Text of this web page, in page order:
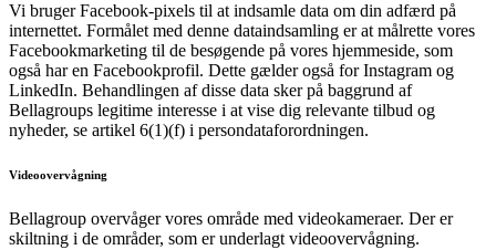
Vi bruger Facebook-pixels til at indsamle data om din adfærd på
internettet. Formålet med denne dataindsamling er at målrette vores
Facebookmarketing til de besøgende på vores hjemmeside, som
også har en Facebookprofil. Dette gælder også for Instagram og
LinkedIn. Behandlingen af disse data sker på baggrund af
Bellagroups legitime interesse i at vise dig relevante tilbud og
nyheder, se artikel 6(1)(f) i persondataforordningen.
Videoovervågning
Bellagroup overvåger vores område med videokameraer. Der er
skiltning i de områder, som er underlagt videoovervågning.